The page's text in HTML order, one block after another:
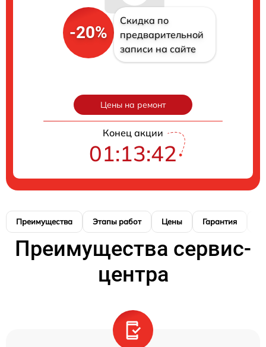
-20%
Скидка по
предварительной
записи на сайте
Цены на ремонт
Конец акции
01:13:41
Преимущества Этапы работ Цены Гарантия
Преимущества сервис-
центра